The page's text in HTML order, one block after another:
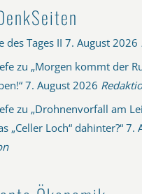
des Tages II 7. August 2026
zu „Morgen kommt der
7. August 2026
zu „Drohnenvorfall am
„Celler Loch“ dahinter?“ 7.